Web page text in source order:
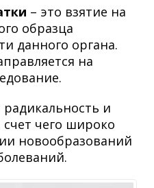
– это взятие на
образца
данного органа.
на
и
чего широко
новообразований